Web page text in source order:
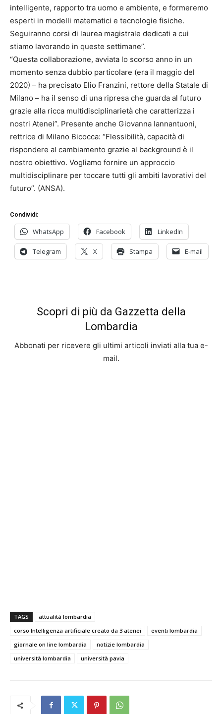
intelligente, rapporto tra uomo e ambiente, e formeremo
esperti in modelli matematici e tecnologie fisiche.
Seguiranno corsi di laurea magistrale dedicati a cui
stiamo lavorando in queste settimane”.
“Questa collaborazione, avviata lo scorso anno in un
momento senza dubbio particolare (era il maggio del
2020) – ha precisato Elio Franzini, rettore della Statale di
Milano – ha il senso di una ripresa che guarda al futuro
grazie alla ricca multidisciplinarietà che caratterizza i
nostri Atenei”. Presente anche Giovanna Iannantuoni,
rettrice di Milano Bicocca: “Flessibilità, capacità di
rispondere al cambiamento grazie al background è il
nostro obiettivo. Vogliamo fornire un approccio
multidisciplinare per toccare tutti gli ambiti lavorativi del
futuro”. (ANSA).
Condividi:
WhatsApp Facebook LinkedIn
Telegram X Stampa E-mail
Scopri di più da Gazzetta della
Lombardia
Abbonati per ricevere gli ultimi articoli inviati alla tua e-
mail.
TAGS
attualità lombardia
corso Intelligenza artificiale creato da 3 atenei
eventi lombardia
giornale on line lombardia
notizie lombardia
università lombardia
università pavia